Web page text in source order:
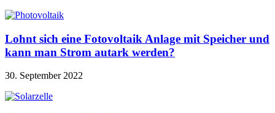
Lohnt sich eine Fotovoltaik Anlage mit Speicher und
kann man Strom autark werden?
30. September 2022